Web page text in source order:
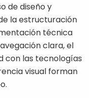
de diseño y
la estructuración
técnica
clara, el
con las tecnologías
visual forman